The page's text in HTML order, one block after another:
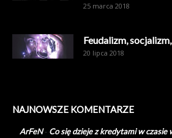
25 marca 2018
Feudalizm,
20 lipca 2018
NAJNOWSZE KOMENTARZE
ArFeN- Co się dzieje z kredytami w czasie